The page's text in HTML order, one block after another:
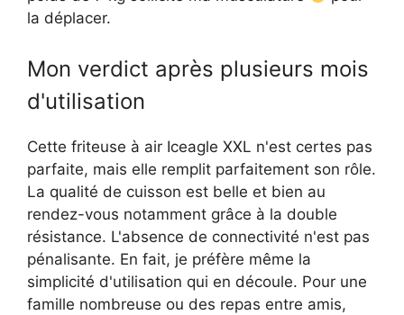
la déplacer.
Mon verdict après plusieurs mois
d'utilisation
Cette friteuse à air Iceagle XXL n'est certes pas
parfaite, mais elle remplit parfaitement son rôle.
La qualité de cuisson est belle et bien au
rendez-vous notamment grâce à la double
résistance. L'absence de connectivité n'est pas
pénalisante. En fait, je préfère même la
simplicité d'utilisation qui en découle. Pour une
famille nombreuse ou des repas entre amis,